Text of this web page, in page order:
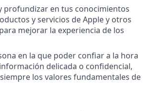
profundizar en tus conocimientos
y servicios de Apple y otros
mejorar la experiencia de los
en la que poder confiar a la hora
delicada o confidencial,
los valores fundamentales de